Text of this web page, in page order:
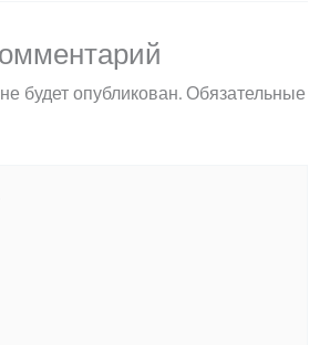
будет опубликован. Обязательные